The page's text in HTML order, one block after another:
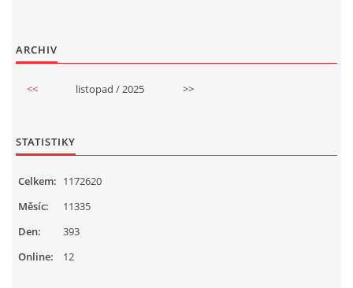
ARCHIV
<< listopad / 2025 >>
STATISTIKY
Online: 12
Celkem: 1172620
Měsíc:
11335
Den:
393